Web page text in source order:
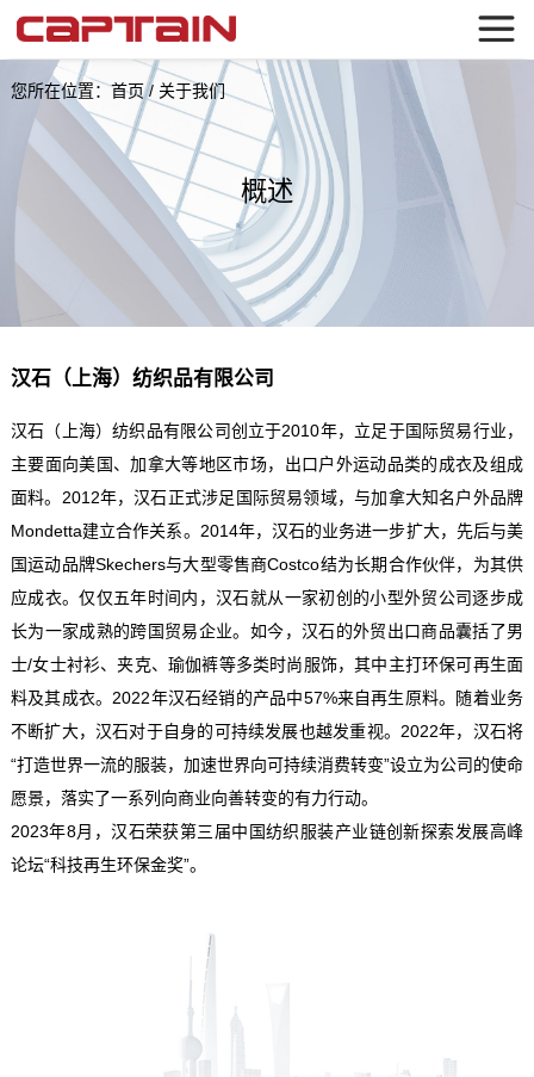
您所在位置： 首页/ 关于我们
概述
汉石（上海）纺织品有限公司
汉石（上海）纺织品有限公司创立于2010年，立足于国际贸易行业，
主要面向美国、加拿大等地区市场，出口户外运动品类的成衣及组成
面料。2012年，汉石正式涉足国际贸易领域，与加拿大知名户外品牌
Mondetta建立合作关系。2014年，汉石的业务进一步扩大，先后与美
国运动品牌Skechers与大型零售商Costco结为长期合作伙伴，为其供
应成衣。仅仅五年时间内，汉石就从一家初创的小型外贸公司逐步成
长为一家成熟的跨国贸易企业。如今，汉石的外贸出口商品囊括了男
士/女士衬衫、夹克、瑜伽裤等多类时尚服饰，其中主打环保可再生面
料及其成衣。2022年汉石经销的产品中57%来自再生原料。随着业务
不断扩大，汉石对于自身的可持续发展也越发重视。2022年，汉石将
“打造世界一流的服装，加速世界向可持续消费转变”设立为公司的使命
愿景，落实了一系列向商业向善转变的有力行动。
2023年8月，汉石荣获第三届中国纺织服装产业链创新探索发展高峰
论坛“科技再生环保金奖”。